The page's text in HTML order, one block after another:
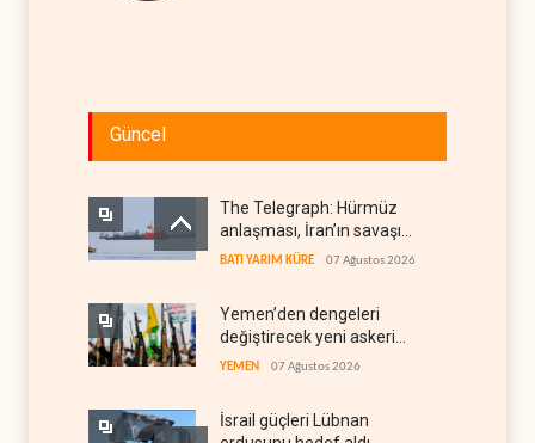
Güncel
The Telegraph: Hürmüz
anlaşması, İran’ın savaşı
kazandığını gösteriyor
BATI YARIM KÜRE 07 Ağustos 2026
Yemen’den dengeleri
değiştirecek yeni askeri
denklem
YEMEN 07 Ağustos 2026
İsrail güçleri Lübnan